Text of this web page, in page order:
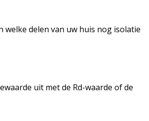
delen van uw huis nog isolatie
uit met de Rd-waarde of de